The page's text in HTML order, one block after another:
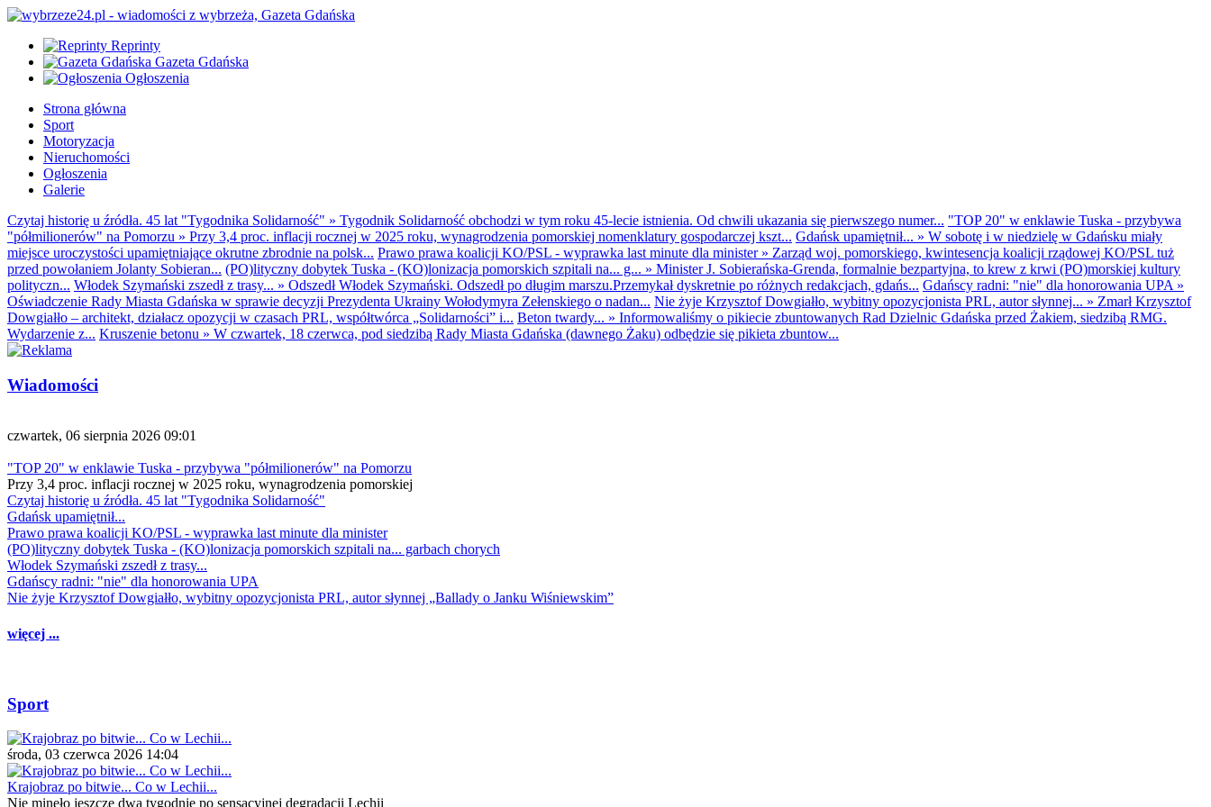
Reprinty
Gazeta Gdańska
Ogłoszenia
Strona główna
Sport
Motoryzacja
Nieruchomości
Ogłoszenia
Galerie
Czytaj historię u źródła. 45 lat "Tygodnika Solidarność" » Tygodnik Solidarność obchodzi w tym roku 45-lecie istnienia. Od chwili ukazania się pierwszego numer... "TOP 20" w enklawie Tuska - przybywa
"półmilionerów" na Pomorzu » Przy 3,4 proc. inflacji rocznej w 2025 roku, wynagrodzenia pomorskiej nomenklatury gospodarczej kszt... Gdańsk upamiętnił... » W sobotę i w niedzielę w Gdańsku miały
miejsce uroczystości upamiętniające okrutne zbrodnie na polsk... Prawo prawa koalicji KO/PSL - wyprawka last minute dla minister» Zarząd woj. pomorskiego, kwintesencja koalicji rządowej KO/PSL tuż
przed powołaniem Jolanty Sobieran... (PO)lityczny dobytek Tuska - (KO)lonizacja pomorskich szpitali na... g... » Minister J. Sobierańska-Grenda, formalnie bezpartyjna, to krew z krwi (PO)morskiej kultury
polityczn... Włodek Szymański zszedł z trasy... » Odszedł Włodek Szymański. Odszedł po długim marszu.Przemykał dyskretnie po różnych redakcjach, gdańs... Gdańscy radni: "nie" dla honorowania UPA »
Oświadczenie Rady Miasta Gdańska w sprawie decyzji Prezydenta Ukrainy Wołodymyra Zełenskiego o nadan... Nie żyje Krzysztof Dowgiałło, wybitny opozycjonista PRL, autor słynnej... » Zmarł Krzysztof
Dowgiałło – architekt, działacz opozycji w czasach PRL, współtwórca „Solidarności” i... Beton twardy... » Informowaliśmy o pikiecie zbuntowanych Rad Dzielnic Gdańska przed Żakiem, siedzibą RMG.
Wydarzenie z... Kruszenie betonu » W czwartek, 18 czerwca, pod siedzibą Rady Miasta Gdańska (dawnego Żaku) odbędzie się pikieta zbuntow...
Wiadomości
czwartek, 06 sierpnia 2026 09:01
"TOP 20" w enklawie Tuska - przybywa "półmilionerów" na Pomorzu
Przy 3,4 proc. inflacji rocznej w 2025 roku, wynagrodzenia pomorskiej
Czytaj historię u źródła. 45 lat "Tygodnika Solidarność"
Gdańsk upamiętnił...
Prawo prawa koalicji KO/PSL - wyprawka last minute dla minister
(PO)lityczny dobytek Tuska - (KO)lonizacja pomorskich szpitali na... garbach chorych
Włodek Szymański zszedł z trasy...
Gdańscy radni: "nie" dla honorowania UPA
Nie żyje Krzysztof Dowgiałło, wybitny opozycjonista PRL, autor słynnej „Ballady o Janku Wiśniewskim”
więcej ...
Sport
środa, 03 czerwca 2026 14:04
Krajobraz po bitwie... Co w Lechii...
Nie minęło jeszcze dwa tygodnie po sensacyjnej degradacji Lechii